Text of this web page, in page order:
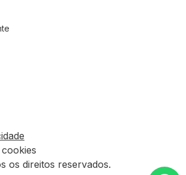
os direitos reservados.